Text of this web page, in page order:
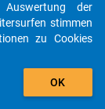
nach
auto_stories
add_shopping_cart
der
stimmen
zu Cookies
OK